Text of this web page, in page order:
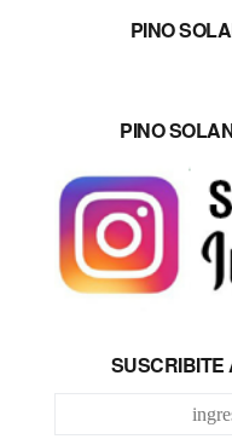
PINO
PINO
SUSCRIBITE